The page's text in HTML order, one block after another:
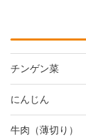
チンゲン菜
にんじん
牛肉（薄切り）